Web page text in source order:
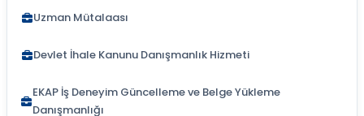
Uzman Mütalaası
Devlet İhale Kanunu Danışmanlık Hizmeti
EKAP İş Deneyim Güncelleme ve Belge Yükleme
Danışmanlığı